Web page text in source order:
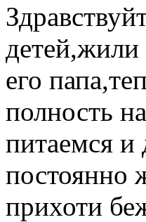
детей,жили
его
полность
питаемся
постоянно
прихоти